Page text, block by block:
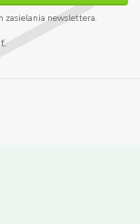
zasielania newslettera.